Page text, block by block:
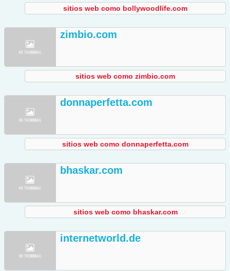
sitios web como bollywoodlife.com
zimbio.com
sitios web como zimbio.com
donnaperfetta.com
sitios web como donnaperfetta.com
bhaskar.com
sitios web como bhaskar.com
internetworld.de